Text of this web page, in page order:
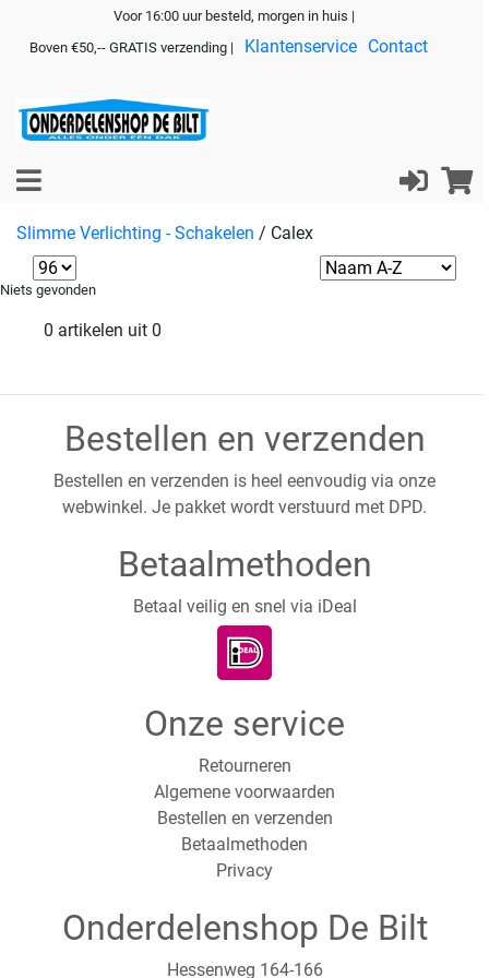
Voor 16:00 uur besteld, morgen in huis |
Boven €50,-- GRATIS verzending |
Klantenservice Contact
Slimme Verlichting - Schakelen / Calex
Niets gevonden
0 artikelen uit 0
Bestellen en verzenden
Bestellen en verzenden is heel eenvoudig via onze
webwinkel. Je pakket wordt verstuurd met DPD.
Betaalmethoden
Betaal veilig en snel via iDeal
Onze service
Retourneren
Algemene voorwaarden
Bestellen en verzenden
Betaalmethoden
Privacy
Onderdelenshop De Bilt
Hessenweg 164-166